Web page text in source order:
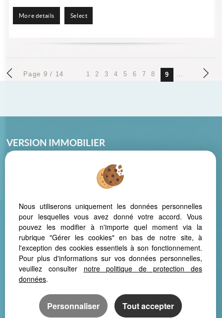
More details Select
Page 9 / 14 1 2 3 4 5 6 7 8 9 10
VERSION IMMOBILIER
La Montagnette – 46, Avenue des cistes
34420 VILLENEUVE LES BEZIERS
Phone: 04 67 39 20 88
Legal Notice Manage cookies Our Fee Schedule
or smartphone, our site automatically adapts to different types of
screens
Nous utiliserons uniquement les données personnelles
pour lesquelles vous avez donné votre accord. Vous
pouvez les modifier à n'importe quel moment via la
rubrique "Gérer les cookies" en bas de notre site, à
l'exception des cookies essentiels à son fonctionnement.
Pour plus d'informations sur vos données personnelles,
veuillez consulter notre politique de protection des
données.
Personnaliser Tout accepter